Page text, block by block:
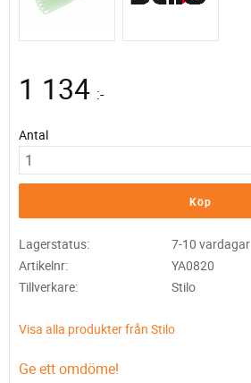
1 134 :-
Antal
Köp
Lagerstatus
7-10 vardagar
Artikelnr
YA0820
Tillverkare
Stilo
Visa alla produkter från Stilo
Ge ett omdöme!